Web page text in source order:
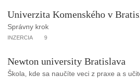
Univerzita Komenského v
Správny krok
INZERCIA 9
Newton university Bratislava
Škola, kde sa naučíte veci z praxe a s